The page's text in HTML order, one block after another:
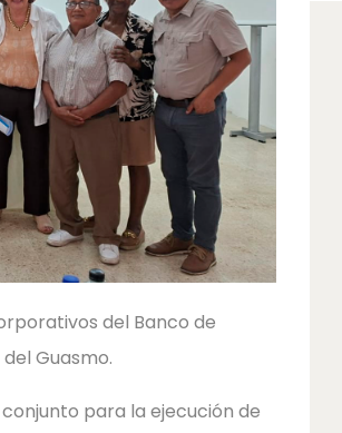
del Banco de
Guasmo.
para la ejecución de